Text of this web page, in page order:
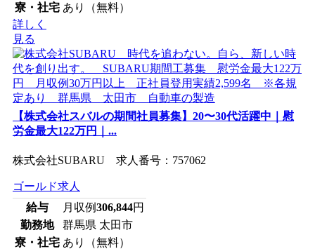
寮・社宅 あり（無料）
詳しく
見る
【株式会社スバルの期間社員募集】20〜30代活躍中｜慰
労金最大122万円｜...
株式会社SUBARU 求人番号：757062
ゴールド求人
給与
月収例306,844円
勤務地
群馬県 太田市
寮・社宅 あり（無料）